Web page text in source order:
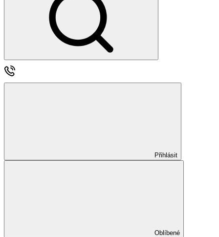
Přihlásit
Oblíbené